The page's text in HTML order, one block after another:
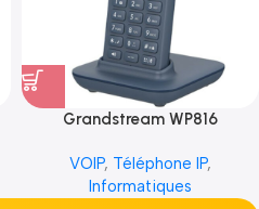
Grandstream WP816
VOIP, Téléphone IP,
Informatiques